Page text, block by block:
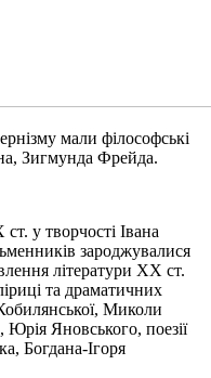
мали філософські
Зигмунда Фрейда.
у творчості Івана
зароджувалися
літератури XX ст.
та драматичних
Миколи
Яновського, поезії
Богдана-Ігоря